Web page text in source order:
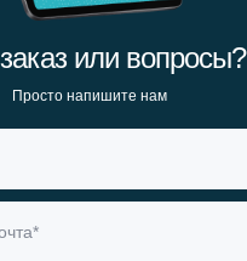
или вопросы?
Просто напишите нам